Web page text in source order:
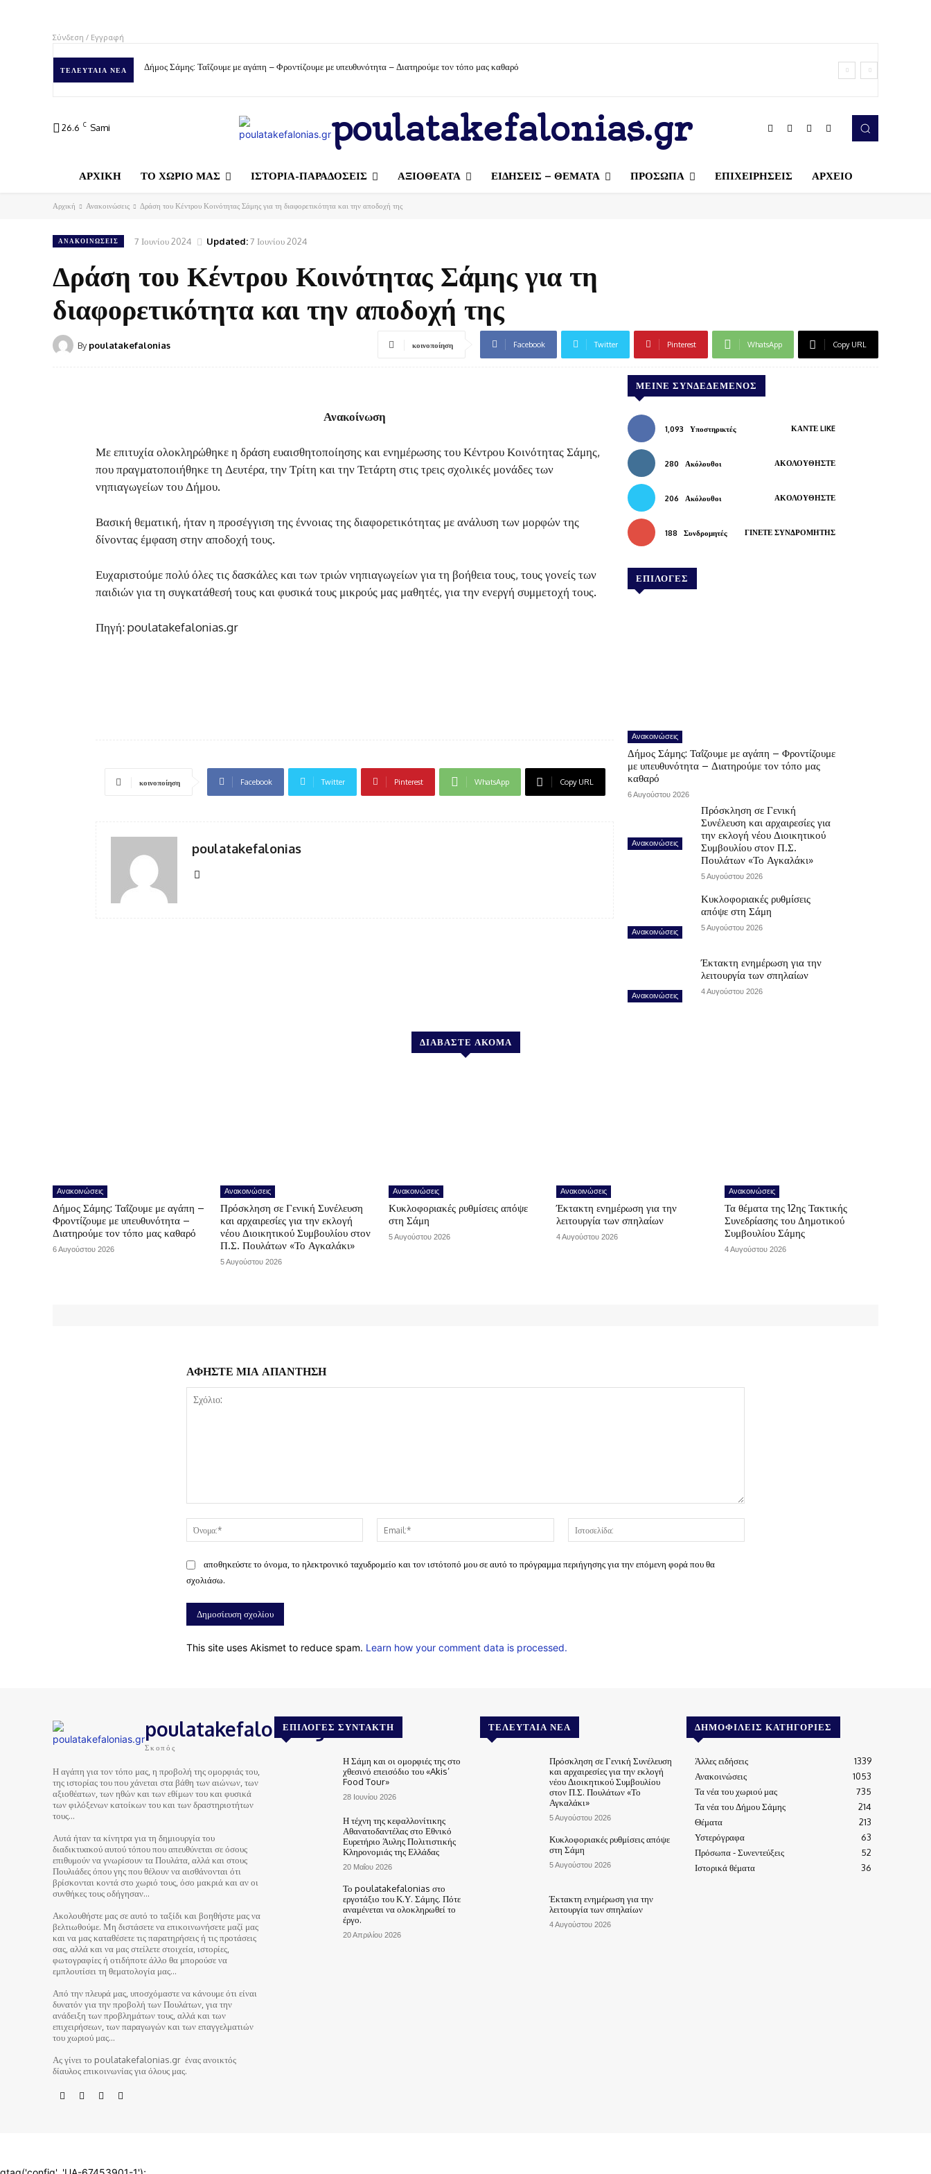
Σύνδεση / Εγγραφή
ΤΕΛΕΥΤΑΊΑ ΝΈΑ Δήμος Σάμης: Ταΐζουμε με αγάπη – Φροντίζουμε με υπευθυνότητα – Διατηρούμε τον τόπο μας καθαρό
26.6 C Sami poulatakefalonias.gr
ΑΡΧΙΚΗ ΤΟ ΧΩΡΙΟ ΜΑΣ ΙΣΤΟΡΙΑ-ΠΑΡΑΔΟΣΕΙΣ ΑΞΙΟΘΕΑΤΑ ΕΙΔΗΣΕΙΣ – ΘΕΜΑΤΑ ΠΡΟΣΩΠΑ ΕΠΙΧΕΙΡΗΣΕΙΣ ΑΡΧΕΙΟ
Αρχική Ανακοινώσεις Δράση του Κέντρου Κοινότητας Σάμης για τη διαφορετικότητα και την αποδοχή της
ΑΝΑΚΟΙΝΏΣΕΙΣ 7 Ιουνίου 2024 Updated:7 Ιουνίου 2024
Δράση του Κέντρου Κοινότητας Σάμης για τη
διαφορετικότητα και την αποδοχή της
By poulatakefalonias κοινοποίηση Facebook Twitter Pinterest WhatsApp Copy URL
Ανακοίνωση
Με επιτυχία ολοκληρώθηκε η δράση ευαισθητοποίησης και ενημέρωσης του Κέντρου Κοινότητας Σάμης,
που πραγματοποιήθηκε τη Δευτέρα, την Τρίτη και την Τετάρτη στις τρεις σχολικές μονάδες των
νηπιαγωγείων του Δήμου.
Βασική θεματική, ήταν η προσέγγιση της έννοιας της διαφορετικότητας με ανάλυση των μορφών της
δίνοντας έμφαση στην αποδοχή τους.
Ευχαριστούμε πολύ όλες τις δασκάλες και των τριών νηπιαγωγείων για τη βοήθεια τους, τους γονείς των
παιδιών για τη συγκατάθεσή τους και φυσικά τους μικρούς μας μαθητές, για την ενεργή συμμετοχή τους.
Πηγή: poulatakefalonias.gr
κοινοποίηση Facebook Twitter Pinterest WhatsApp Copy URL
poulatakefalonias
ΜΕΊΝΕ ΣΥΝΔΕΔΕΜΈΝΟΣ
1,093 Υποστηρικτές ΚΆΝΤΕ LIKE
280 Ακόλουθοι ΑΚΟΛΟΥΘΉΣΤΕ
206 Ακόλουθοι ΑΚΟΛΟΥΘΉΣΤΕ
188 Συνδρομητές ΓΊΝΕΤΕ ΣΥΝΔΡΟΜΗΤΉΣ
ΕΠΙΛΟΓΕΣ
Ανακοινώσεις
Δήμος Σάμης: Ταΐζουμε με αγάπη – Φροντίζουμε
με υπευθυνότητα – Διατηρούμε τον τόπο μας
καθαρό
6 Αυγούστου 2026
Ανακοινώσεις
Πρόσκληση σε Γενική
Συνέλευση και αρχαιρεσίες για
την εκλογή νέου Διοικητικού
Συμβουλίου στον Π.Σ.
Πουλάτων «Το Αγκαλάκι»
5 Αυγούστου 2026
Ανακοινώσεις
Κυκλοφοριακές ρυθμίσεις
απόψε στη Σάμη
5 Αυγούστου 2026
Ανακοινώσεις
Έκτακτη ενημέρωση για την
λειτουργία των σπηλαίων
4 Αυγούστου 2026
ΔΙΑΒΑΣΤΕ ΑΚΟΜΑ
Ανακοινώσεις
Δήμος Σάμης: Ταΐζουμε με αγάπη –
Φροντίζουμε με υπευθυνότητα –
Διατηρούμε τον τόπο μας καθαρό
6 Αυγούστου 2026
Ανακοινώσεις
Πρόσκληση σε Γενική Συνέλευση
και αρχαιρεσίες για την εκλογή
νέου Διοικητικού Συμβουλίου στον
Π.Σ. Πουλάτων «Το Αγκαλάκι»
5 Αυγούστου 2026
Ανακοινώσεις
Κυκλοφοριακές ρυθμίσεις απόψε
στη Σάμη
5 Αυγούστου 2026
Ανακοινώσεις
Έκτακτη ενημέρωση για την
λειτουργία των σπηλαίων
4 Αυγούστου 2026
Ανακοινώσεις
Τα θέματα της 12ης Τακτικής
Συνεδρίασης του Δημοτικού
Συμβουλίου Σάμης
4 Αυγούστου 2026
ΑΦΗΣΤΕ ΜΙΑ ΑΠΑΝΤΗΣΗ
Όνομα:*
Email:*
αποθηκεύστε το όνομα, το ηλεκτρονικό ταχυδρομείο και τον ιστότοπό μου σε αυτό το πρόγραμμα περιήγησης για την επόμενη φορά που θα
σχολιάσω.
This site uses Akismet to reduce spam. Learn how your comment data is processed.
poulatakefalonias.gr
Σκοπός
Η αγάπη για τον τόπο μας, η προβολή της ομορφιάς του,
της ιστορίας του που χάνεται στα βάθη των αιώνων, των
αξιοθέατων, των ηθών και των εθίμων του και φυσικά
των φιλόξενων κατοίκων του και των δραστηριοτήτων
τους…
Αυτά ήταν τα κίνητρα για τη δημιουργία του
διαδικτυακού αυτού τόπου που απευθύνεται σε όσους
επιθυμούν να γνωρίσουν τα Πουλάτα, αλλά και στους
Πουλιάδες όπου γης που θέλουν να αισθάνονται ότι
βρίσκονται κοντά στο χωριό τους, όσο μακριά και αν οι
συνθήκες τους οδήγησαν…
Ακολουθήστε μας σε αυτό το ταξίδι και βοηθήστε μας να
βελτιωθούμε. Μη διστάσετε να επικοινωνήσετε μαζί μας
και να μας καταθέσετε τις παρατηρήσεις ή τις προτάσεις
σας, αλλά και να μας στείλετε στοιχεία, ιστορίες,
φωτογραφίες ή οτιδήποτε άλλο θα μπορούσε να
εμπλουτίσει τη θεματολογία μας…
Από την πλευρά μας, υποσχόμαστε να κάνουμε ότι είναι
δυνατόν για την προβολή των Πουλάτων, για την
ανάδειξη των προβλημάτων τους, αλλά και των
επιχειρήσεων, των παραγωγών και των επαγγελματιών
του χωριού μας…
Ας γίνει το poulatakefalonias.gr ένας ανοικτός
δίαυλος επικοινωνίας για όλους μας.
ΕΠΙΛΟΓΈΣ ΣΥΝΤΆΚΤΗ
Η Σάμη και οι ομορφιές της στο
χθεσινό επεισόδιο του «Akis’
Food Tour»
28 Ιουνίου 2026
Η τέχνη της κεφαλλονίτικης
Αθανατοδαντέλας στο Εθνικό
Ευρετήριο Άυλης Πολιτιστικής
Κληρονομιάς της Ελλάδας
20 Μαΐου 2026
Το poulatakefalonias στο
εργοτάξιο του Κ.Υ. Σάμης. Πότε
αναμένεται να ολοκληρωθεί το
έργο.
20 Απριλίου 2026
ΤΕΛΕΥΤΑΊΑ ΝΈΑ
Πρόσκληση σε Γενική Συνέλευση
και αρχαιρεσίες για την εκλογή
νέου Διοικητικού Συμβουλίου
στον Π.Σ. Πουλάτων «Το
Αγκαλάκι»
5 Αυγούστου 2026
Κυκλοφοριακές ρυθμίσεις απόψε
στη Σάμη
5 Αυγούστου 2026
Έκτακτη ενημέρωση για την
λειτουργία των σπηλαίων
4 Αυγούστου 2026
ΔΗΜΟΦΙΛΕΊΣ ΚΑΤΗΓΟΡΊΕΣ
Άλλες ειδήσεις
1339
Ανακοινώσεις
1053
Τα νέα του χωριού μας
735
Τα νέα του Δήμου Σάμης
214
Θέματα
213
Υστερόγραφα
63
Πρόσωπα - Συνεντεύξεις
52
Ιστορικά θέματα
36